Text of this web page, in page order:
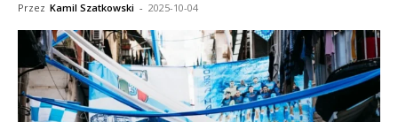
SSCN.pl
Przez Kamil Szatkowski - 2025-10-04